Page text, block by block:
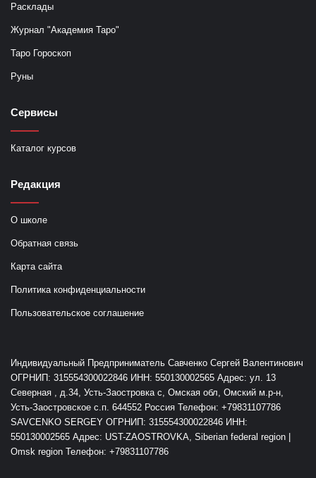
Расклады
Журнал "Академия Таро"
Таро Гороскоп
Руны
Сервисы
Каталог курсов
Редакция
О школе
Обратная связь
Карта сайта
Политика конфиденциальности
Пользовательское соглашение
Индивидуальный Предприниматель Савченко Сергей Валентинович
ОГРНИП: 315554300022846 ИНН: 550130002565 Адрес: ул. 13
Северная , д.34, Усть-Заостровка с, Омская обл, Омский м.р-н,
Усть-Заостровское с.п. 644552 Россия Телефон: +79831107786
SAVCENKO SERGEY ОГРНИП: 315554300022846 ИНН:
550130002565 Адрес: UST-ZAOSTROVKA, Siberian federal region |
Omsk region Телефон: +79831107786